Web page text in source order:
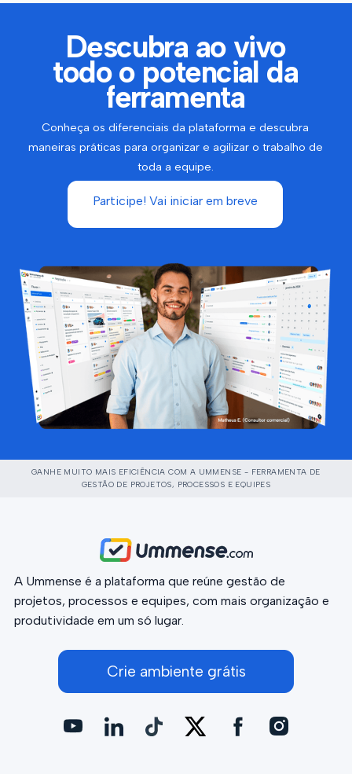
Descubra ao vivo
todo o potencial da
ferramenta
Conheça os diferenciais da plataforma e descubra
maneiras práticas para organizar e agilizar o trabalho de
toda a equipe.
Participe! Vai iniciar em breve
GANHE MUITO MAIS EFICIÊNCIA COM A UMMENSE - FERRAMENTA DE
GESTÃO DE PROJETOS, PROCESSOS E EQUIPES
A Ummense é a plataforma que reúne gestão de
projetos, processos e equipes, com mais organização e
produtividade em um só lugar.
Crie ambiente grátis